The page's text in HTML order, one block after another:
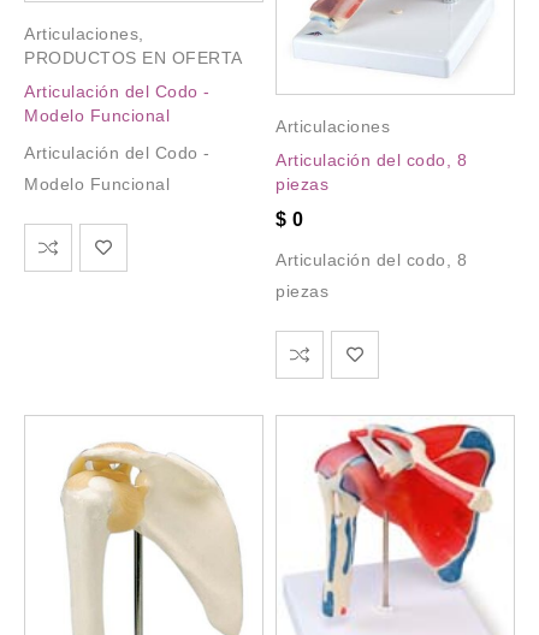
Articulaciones,
PRODUCTOS EN OFERTA
Articulación del Codo -
Modelo Funcional
Articulación del Codo -
Modelo Funcional
Articulaciones
Articulación del codo, 8
piezas
$ 0
Articulación del codo, 8
piezas